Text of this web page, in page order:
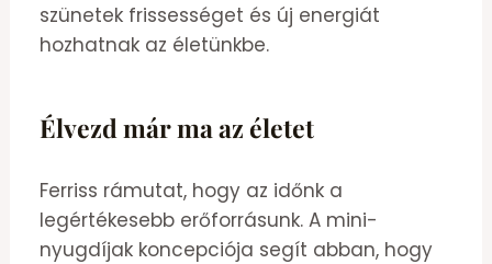
szünetek frissességet és új energiát
hozhatnak az életünkbe.
Élvezd már ma az életet
Ferriss rámutat, hogy az időnk a
legértékesebb erőforrásunk. A mini-
nyugdíjak koncepciója segít abban, hogy